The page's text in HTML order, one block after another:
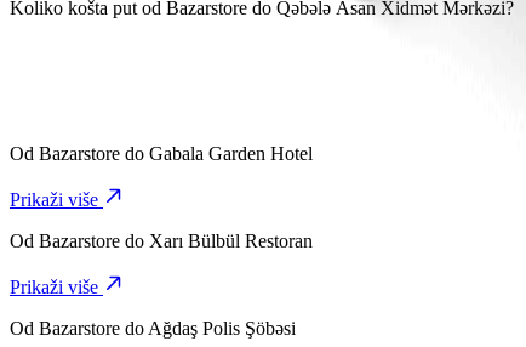
Potrebno je oko 7 min da stigneš od Bazarstore do Qəbələ Asan
Koliko košta put od Bazarstore do Qəbələ Asan Xidmət Mərkəzi?
Od Bazarstore do Gabala Garden Hotel
Prikaži više
Od Bazarstore do Xarı Bülbül Restoran
Prikaži više
Od Bazarstore do Ağdaş Polis Şöbəsi